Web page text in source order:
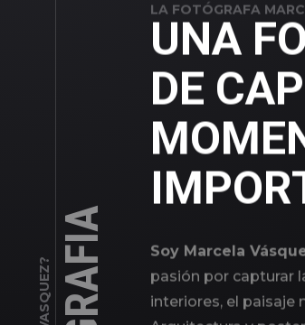
LA FOTÓGRAFA
UNA
DE
Soy Marcela
pasión por capturar
interiores, el paisaje